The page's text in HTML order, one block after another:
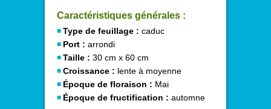
Caractéristiques générales :
Type de feuillage : caduc
Port : arrondi
Taille : 30 cm x 60 cm
Croissance : lente à moyenne
Époque de floraison : Mai
Époque de fructification : automne